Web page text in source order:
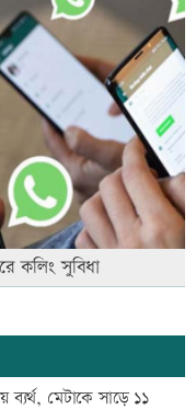
কলিং সুবিধা
ব্যর্থ, মেটাকে সাড়ে ১১